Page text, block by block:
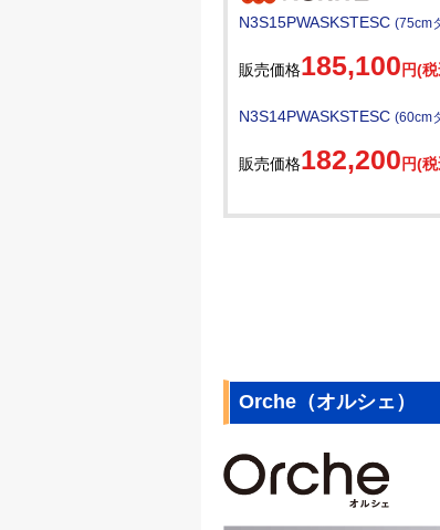
N3S15PWASKSTESC (75cm
販売価格185,100円(
N3S14PWASKSTESC (60cm
販売価格182,200円(
Orche（オルシェ）